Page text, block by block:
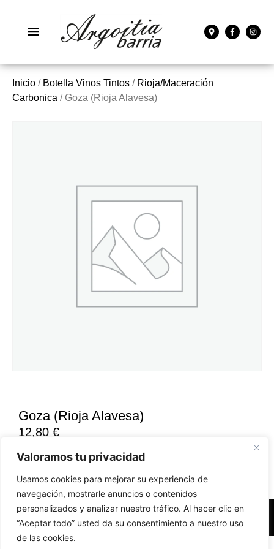
Valoramos tu privacidad
Usamos cookies para mejorar su experiencia de
navegación, mostrarle anuncios o contenidos
personalizados y analizar nuestro tráfico. Al hacer clic en
“Aceptar todo” usted da su consentimiento a nuestro uso
de las cookies.
Inicio / Botella Vinos Tintos / Rioja/Maceración
Carbonica / Goza (Rioja Alavesa)
Goza (Rioja Alavesa)
12,80 €
Accesibilidad Aviso Legal Políticas de Cookies